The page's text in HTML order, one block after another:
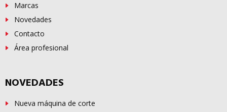
Marcas
Novedades
Contacto
Área profesional
NOVEDADES
Nueva máquina de corte